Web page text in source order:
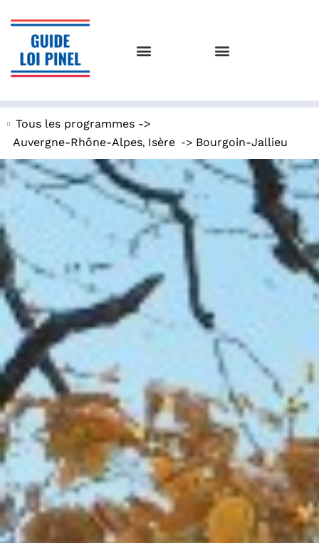
Tous les programmes ->
Auvergne-Rhône-Alpes, Isère -> Bourgoin-Jallieu